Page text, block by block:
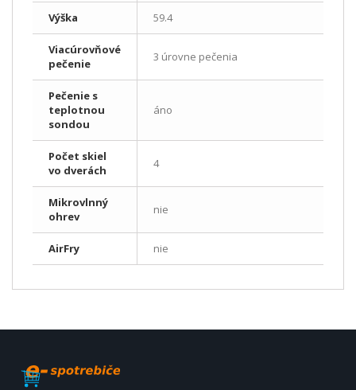
Výška 59.4
Viacúrovňové
pečenie
3 úrovne pečenia
Pečenie s
teplotnou
sondou
áno
Počet skiel
vo dverách
4
Mikrovlnný
ohrev
nie
AirFry nie